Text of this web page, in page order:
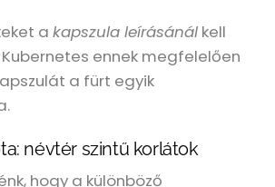
akapszula leírásánál kell
ennek megfelelően
a fürt egyik
névtér szintű korlátok
hogy a különböző